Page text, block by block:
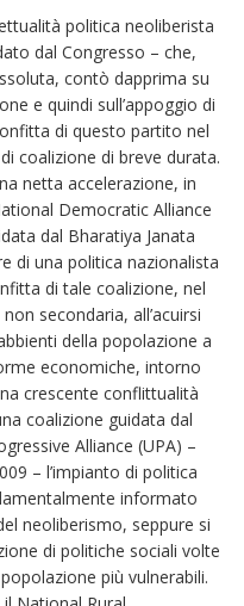
politica neoliberista
dal Congresso – che,
contò dapprima su
e quindi sull’appoggio di
di questo partito nel
coalizione di breve durata.
netta accelerazione, in
Democratic Alliance
dal Bharatiya Janata
di una politica nazionalista
di tale coalizione, nel
secondaria, all’acuirsi
della popolazione a
economiche, intorno
crescente conflittualità
coalizione guidata dal
Alliance (UPA) –
– l’impianto di politica
informato
neoliberismo, seppure si
di politiche sociali volte
più vulnerabili.